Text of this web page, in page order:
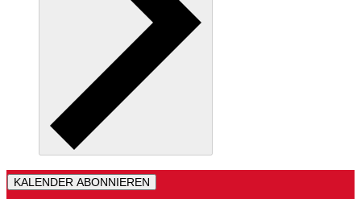
KALENDER ABONNIEREN